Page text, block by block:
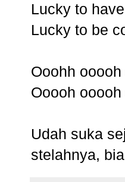
Lucky to
Lucky to be
Ooohh
Ooooh
Udah suka
stelahnya,